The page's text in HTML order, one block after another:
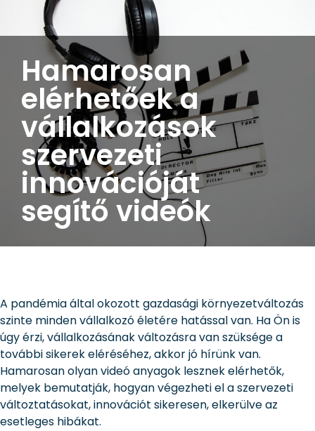
Hamarosan
elérhetőek a
vállalkozások
szervezeti
innovációját
segítő videók
A pandémia által okozott gazdasági környezetváltozás
szinte minden vállalkozó életére hatással van. Ha Ön is
úgy érzi, vállalkozásának változásra van szüksége a
további sikerek eléréséhez, akkor jó hírünk van.
Hamarosan olyan videó anyagok lesznek elérhetők,
melyek bemutatják, hogyan végezheti el a szervezeti
változtatásokat, innovációt sikeresen, elkerülve az
esetleges hibákat.